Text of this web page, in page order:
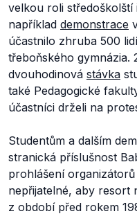
velkou roli středoškolští
například demonstrace
účastnilo zhruba 500
třeboňského gymnázia.
dvouhodinová stávka
také Pedagogické
účastníci drželi na
Studentům a dalším
stranická příslušnost
prohlášení
nepřijatelné, aby resort
z období před rokem